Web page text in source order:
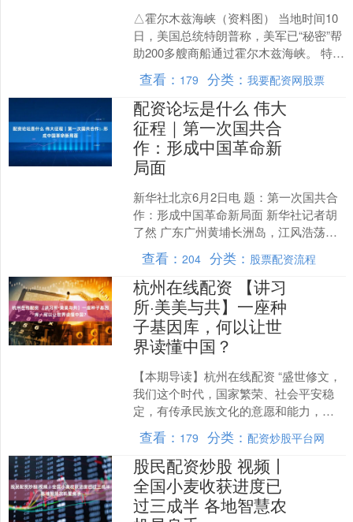
△霍尔木兹海峡（资料图） 当地时间10
日，美国总统特朗普称，美军已“秘密”帮
助200多艘商船通过霍尔木兹海峡。 特朗
普当天在社交媒体上发文称，他上月下
令美军执行....
查看： 179 分类： 我要配资网股票
配资论坛是什么 伟大
征程｜第一次国共合
作：形成中国革命新
局面
新华社北京6月2日电 题：第一次国共合
作：形成中国革命新局面 新华社记者胡
了然 广东广州黄埔长洲岛，江风浩荡，
校舍巍然。1924年，黄埔军校在此设
立，国共合作培....
查看：204 分类： 股票配资流程
杭州在线配资 【讲习
所·美美与共】一座种
子基因库，何以让世
界读懂中国？
【本期导读】杭州在线配资 “盛世修文，
我们这个时代，国家繁荣、社会平安稳
定，有传承民族文化的意愿和能力，要
把这件大事办好。”2023年6月1日，中共
中央总书记、....
查看： 179 分类： 配资炒股平台网
股民配资炒股 视频丨
全国小麦收获进度已
过三成半 各地智慧农